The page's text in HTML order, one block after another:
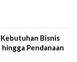
Bisnis
Pendanaan